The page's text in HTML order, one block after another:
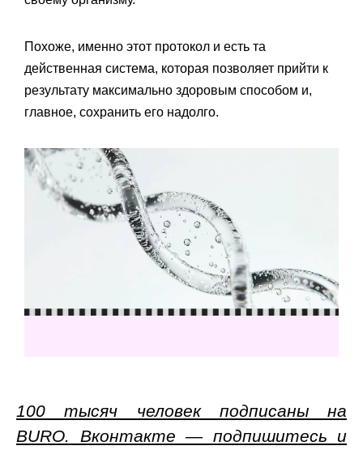
Похоже, именно этот протокол‎ и есть та
действенная система, которая позволяет прийти к
результату максимально здоровым способом и,
главное, сохранить его надолго.
100 тысяч человек подписаны на
BURO. Вконтакте — подпишитесь и